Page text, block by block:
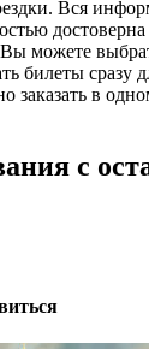
Вся
достоверна
можете
билеты сразу
заказать в
с